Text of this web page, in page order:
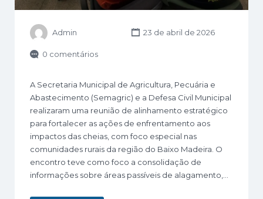
Admin 23 de abril de 2026
0 comentários
A Secretaria Municipal de Agricultura, Pecuária e
Abastecimento (Semagric) e a Defesa Civil Municipal
realizaram uma reunião de alinhamento estratégico
para fortalecer as ações de enfrentamento aos
impactos das cheias, com foco especial nas
comunidades rurais da região do Baixo Madeira. O
encontro teve como foco a consolidação de
informações sobre áreas passíveis de alagamento,…